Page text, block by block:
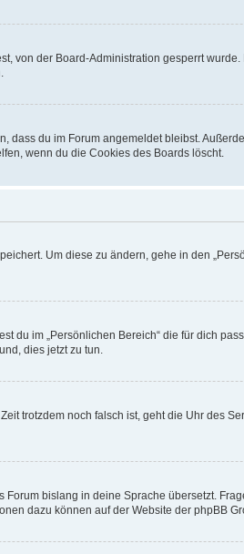
von der Board-Administration gesperrt
du im Forum angemeldet bleibst.
wenn du die Cookies des Boards löscht.
Um diese zu ändern, gehe in den
du im „Persönlichen Bereich“ die für dich
dies jetzt zu tun.
trotzdem noch falsch ist, geht die Uhr des
bislang in deine Sprache übersetzt.
dazu können auf der Website der phpBB